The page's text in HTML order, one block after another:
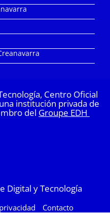
Centro Oficial
institución privada de
del Groupe EDH
Digital y Tecnología
Contacto